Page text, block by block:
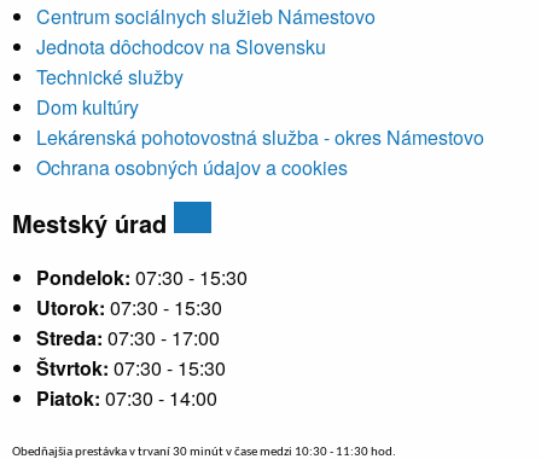
Centrum sociálnych služieb Námestovo
Jednota dôchodcov na Slovensku
Technické služby
Dom kultúry
Lekárenská pohotovostná služba - okres Námestovo
Ochrana osobných údajov a cookies
Mestský úrad
Pondelok: 07:30 - 15:30
Utorok: 07:30 - 15:30
Streda: 07:30 - 17:00
Štvrtok: 07:30 - 15:30
Piatok: 07:30 - 14:00
Obedňajšia prestávka v trvaní 30 minút v čase medzi 10:30 - 11:30 hod.